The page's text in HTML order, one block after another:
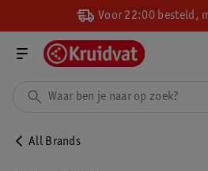
Voor 22:00 besteld,
All Brands